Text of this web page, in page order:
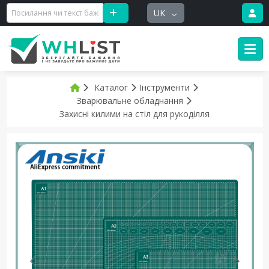
UK
Каталог
Інструменти
Зварювальне обладнання
Захисні килими на стіл для рукоділля